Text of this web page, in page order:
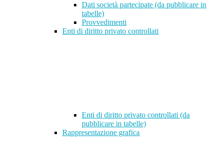
Dati società partecipate (da pubblicare in
tabelle)
Provvedimenti
Enti di diritto privato controllati
Enti di diritto privato controllati (da
pubblicare in tabelle)
Rappresentazione grafica